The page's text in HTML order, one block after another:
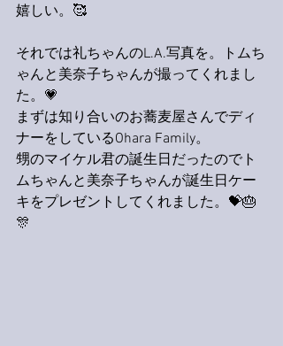
嬉しい。🥰
それでは礼ちゃんのL.A.写真を。トムち
ゃんと美奈子ちゃんが撮ってくれまし
た。💗
まずは知り合いのお蕎麦屋さんでディ
ナーをしているOhara Family。
甥のマイケル君の誕生日だったのでト
ムちゃんと美奈子ちゃんが誕生日ケー
キをプレゼントしてくれました。💝🎂
🎊